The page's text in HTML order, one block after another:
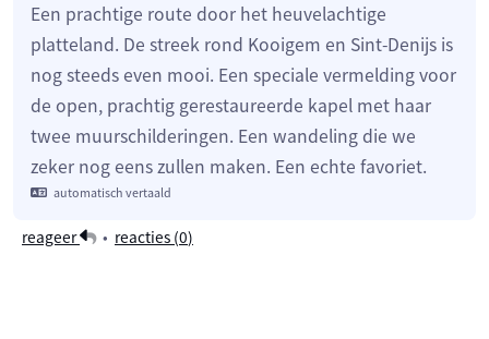
Een prachtige route door het heuvelachtige
platteland. De streek rond Kooigem en Sint-Denijs is
nog steeds even mooi. Een speciale vermelding voor
de open, prachtig gerestaureerde kapel met haar
twee muurschilderingen. Een wandeling die we
zeker nog eens zullen maken. Een echte favoriet.
automatisch vertaald
reageer • reacties (0)